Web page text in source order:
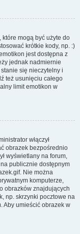
które mogą być użyte do
krótkie kody, np. :)
jest dostępna z
jednak nadmiernie
się nieczytelny i
też usunięciu całego
limit emotikon w
włączył
obrazek bezpośrednio
wyświetlany na forum,
publicznie dostępnym
Nie można
komputerze,
obrazków znajdujących
np. skrzynki pocztowe na
Aby umieścić obrazek w